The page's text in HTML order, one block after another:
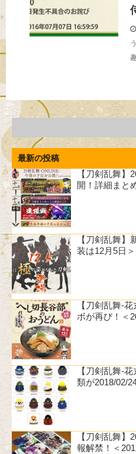
趣
最新の投稿
【刀剣乱舞】
開！詳細まと
【刀剣乱舞
装は12月5日＞
【刀剣乱舞-
ボが再び！＜
【刀剣乱舞-
類が2018/02/
【刀剣乱舞】
報解禁！＜